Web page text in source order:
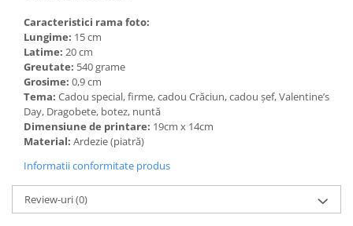
Caracteristici rama foto:
Lungime: 15 cm
Latime: 20 cm
Greutate: 540 grame
Grosime: 0,9 cm
Tema: Cadou special, firme, cadou Crăciun, cadou șef, Valentine’s
Day, Dragobete, botez, nuntă
Dimensiune de printare: 19cm x 14cm
Material: Ardezie (piatră)
Informatii conformitate produs
Review-uri(0)